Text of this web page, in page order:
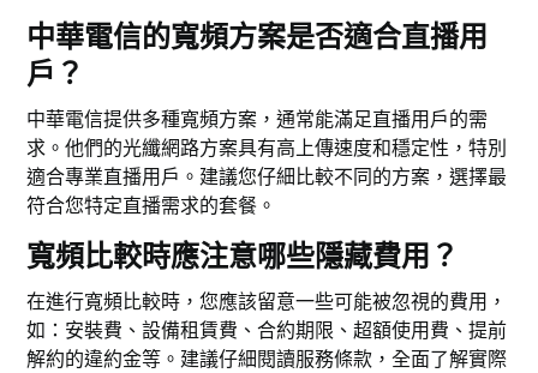
中華電信的寬頻方案是否適合直播用
戶？
中華電信提供多種寬頻方案，通常能滿足直播用戶的需
求。他們的光纖網路方案具有高上傳速度和穩定性，特別
適合專業直播用戶。建議您仔細比較不同的方案，選擇最
符合您特定直播需求的套餐。
寬頻比較時應注意哪些隱藏費用？
在進行寬頻比較時，您應該留意一些可能被忽視的費用，
如：安裝費、設備租賃費、合約期限、超額使用費、提前
解約的違約金等。建議仔細閱讀服務條款，全面了解實際